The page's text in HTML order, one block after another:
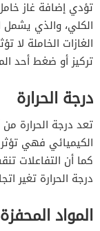
تؤدي إضافة غاز
الكلي، والذي يشمل
الغازات الخاملة لا
تركيز أو ضغط أحد
درجة الحرارة
تعد درجة الحرارة
الكيميائي فهي
كما أن التفاعلات
درجة الحرارة تغير
المواد المحفزة